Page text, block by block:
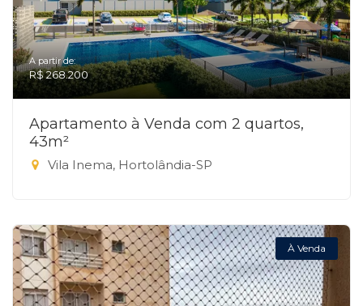
A partir de:
R$ 268.200
Apartamento à Venda com 2 quartos,
43m²
Vila Inema, Hortolândia-SP
À Venda